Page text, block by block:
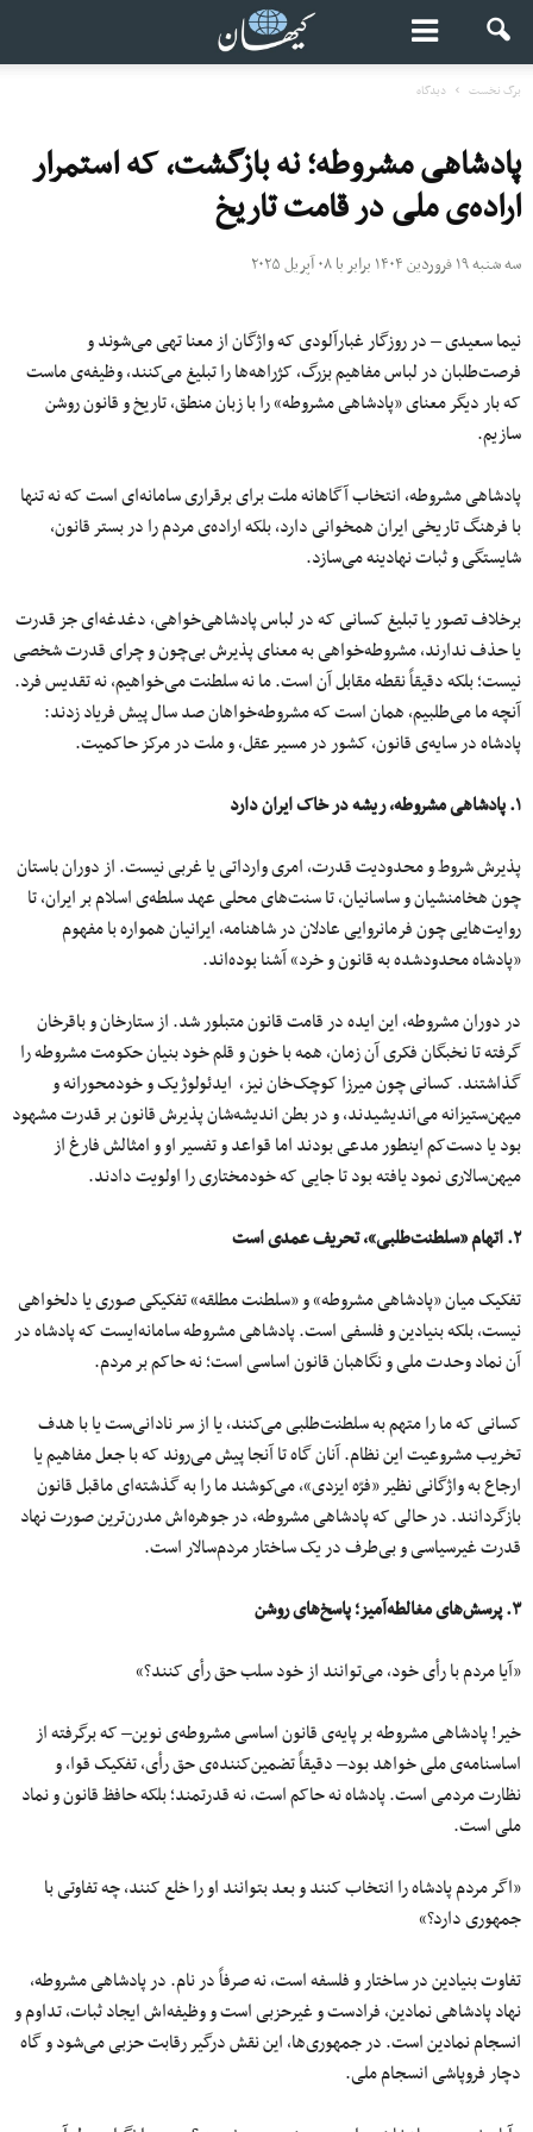
برگ نخست دیدگاه
پادشاهی مشروطه؛ نه بازگشت، که استمرار
اراده‌ی ملی در قامت تاریخ
سه شنبه ۱۹ فروردین ۱۴۰۴ برابر با ۰۸ آپریل ۲۰۲۵
نیما سعیدی – در روزگار غبارآلودی که واژگان از معنا تهی می‌شوند و
فرصت‌طلبان در لباس مفاهیم بزرگ، کژراهه‌ها را تبلیغ می‌کنند، وظیفه‌ی ماست
که بار دیگر معنای «پادشاهی مشروطه» را با زبان منطق، تاریخ و قانون روشن
سازیم.
پادشاهی مشروطه، انتخاب آگاهانه ملت برای برقراری سامانه‌ای است که نه تنها
با فرهنگ تاریخی ایران همخوانی دارد، بلکه اراده‌ی مردم را در بستر قانون،
شایستگی و ثبات نهادینه می‌سازد.
برخلاف تصور یا تبلیغ کسانی که در لباس پادشاهی‌خواهی، دغدغه‌ای جز قدرت
یا حذف ندارند، مشروطه‌خواهی به معنای پذیرش بی‌چون‌ و‌ چرای قدرت شخصی
نیست؛ بلکه دقیقاً نقطه مقابل آن است. ما نه سلطنت می‌خواهیم، نه تقدیس فرد.
آنچه ما می‌طلبیم، همان است که مشروطه‌خواهان صد سال پیش فریاد زدند:
پادشاه در سایه‌ی قانون، کشور در مسیر عقل، و ملت در مرکز حاکمیت.
۱. پادشاهی مشروطه، ریشه در خاک ایران دارد
پذیرش شروط و محدودیت قدرت، امری وارداتی یا غربی نیست. از دوران باستان
چون هخامنشیان و ساسانیان، تا سنت‌های محلی عهد سلطه‌ی اسلام بر ایران، تا
روایت‌هایی چون فرمانروایی عادلان در شاهنامه، ایرانیان همواره با مفهوم
«پادشاه محدودشده به قانون و خرد» آشنا بوده‌اند.
در دوران مشروطه، این ایده در قامت قانون متبلور شد. از ستارخان و باقرخان
گرفته تا نخبگان فکری آن زمان، همه با خون و قلم خود بنیان حکومت مشروطه را
گذاشتند. کسانی چون میرزا کوچک‌خان نیز، ایدئولوژیک و خودمحورانه و
میهن‌ستیزانه می‌اندیشیدند، و در بطن اندیشه‌شان پذیرش قانون بر قدرت مشهود
بود یا دست‌کم اینطور مدعی بودند اما قواعد و تفسیر او و امثالش فارغ از
میهن‌سالاری نمود یافته بود تا جایی که خودمختاری را اولویت دادند.
۲. اتهام «سلطنت‌طلبی»، تحریف عمدی است
تفکیک میان «پادشاهی مشروطه» و «سلطنت مطلقه» تفکیکی صوری یا دلخواهی
نیست، بلکه بنیادین و فلسفی است. پادشاهی مشروطه سامانه‌ایست که پادشاه در
آن نماد وحدت ملی و نگاهبان قانون اساسی است؛ نه حاکم بر مردم.
کسانی که ما را متهم به سلطنت‌طلبی می‌کنند، یا از سر نادانی‌ست یا با هدف
تخریب مشروعیت این نظام. آنان گاه تا آنجا پیش می‌روند که با جعل مفاهیم یا
ارجاع به واژگانی نظیر «فرّه ایزدی»، می‌کوشند ما را به گذشته‌ای ماقبل قانون
بازگردانند. در حالی که پادشاهی مشروطه، در جوهره‌اش مدرن‌ترین صورت نهاد
قدرت غیرسیاسی و بی‌طرف در یک ساختار مردم‌سالار است.
۳. پرسش‌های مغالطه‌آمیز؛ پاسخ‌های روشن
«آیا مردم با رأی خود، می‌توانند از خود سلب حق رأی کنند؟»
خیر! پادشاهی مشروطه بر پایه‌ی قانون اساسی مشروطه‌ی نوین– که برگرفته از
اساسنامه‌ی ملی خواهد بود– دقیقاً تضمین‌کننده‌ی حق رأی، تفکیک قوا، و
نظارت مردمی است. پادشاه نه حاکم است، نه قدرتمند؛ بلکه حافظ قانون و نماد
ملی است.
«اگر مردم پادشاه را انتخاب کنند و بعد بتوانند او را خلع کنند، چه تفاوتی با
جمهوری دارد؟»
تفاوت بنیادین در ساختار و فلسفه است، نه صرفاً در نام. در پادشاهی مشروطه،
نهاد پادشاهی نمادین، فرادست و غیرحزبی است و وظیفه‌اش ایجاد ثبات، تداوم و
انسجام نمادین است. در جمهوری‌ها، این نقش درگیر رقابت حزبی می‌شود و گاه
دچار فروپاشی انسجام ملی.